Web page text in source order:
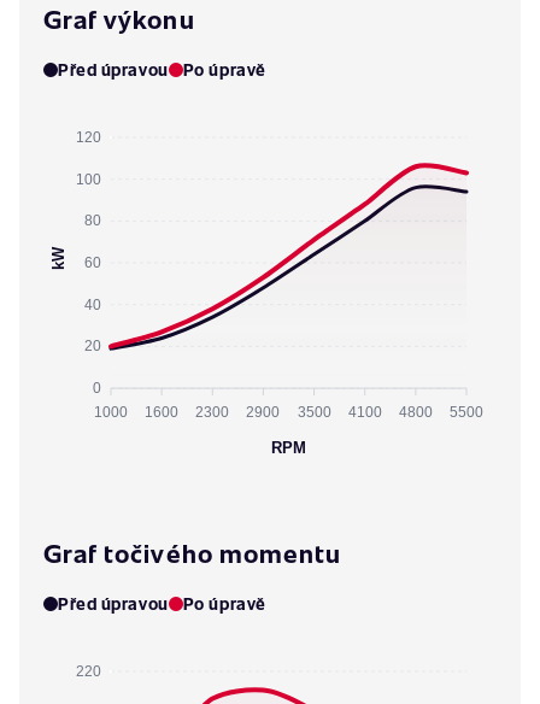
Graf výkonu
Před úpravou Po úpravě
120
100
80
60
40
20
0
kW
1000 1600 2300 2900 3500 4100 4800 5500
RPM
Graf točivého momentu
Před úpravou Po úpravě
220